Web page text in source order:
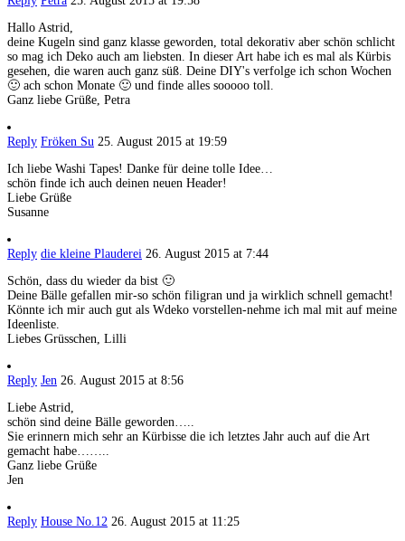
Hallo Astrid,
deine Kugeln sind ganz klasse geworden, total dekorativ aber schön schlicht
so mag ich Deko auch am liebsten. In dieser Art habe ich es mal als Kürbis
gesehen, die waren auch ganz süß. Deine DIY's verfolge ich schon Wochen
🙂 ach schon Monate 🙂 und finde alles sooooo toll.
Ganz liebe Grüße, Petra
Reply Fröken Su 25. August 2015 at 19:59
Ich liebe Washi Tapes! Danke für deine tolle Idee…
schön finde ich auch deinen neuen Header!
Liebe Grüße
Susanne
Reply die kleine Plauderei 26. August 2015 at 7:44
Schön, dass du wieder da bist 🙂
Deine Bälle gefallen mir-so schön filigran und ja wirklich schnell gemacht!
Könnte ich mir auch gut als Wdeko vorstellen-nehme ich mal mit auf meine
Ideenliste.
Liebes Grüsschen, Lilli
Reply Jen 26. August 2015 at 8:56
Liebe Astrid,
schön sind deine Bälle geworden…..
Sie erinnern mich sehr an Kürbisse die ich letztes Jahr auch auf die Art
gemacht habe……..
Ganz liebe Grüße
Jen
Reply House No.12 26. August 2015 at 11:25